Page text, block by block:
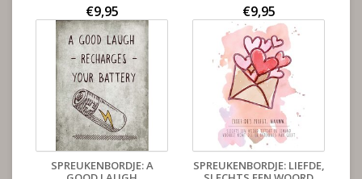
€9,95 €9,95
SPREUKENBORDJE: A
SPREUKENBORDJE: LIEFDE,